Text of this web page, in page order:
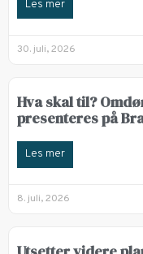
Les mer
30. juli, 2026
Hva skal til?
presenteres på
Les mer
8. juli, 2026